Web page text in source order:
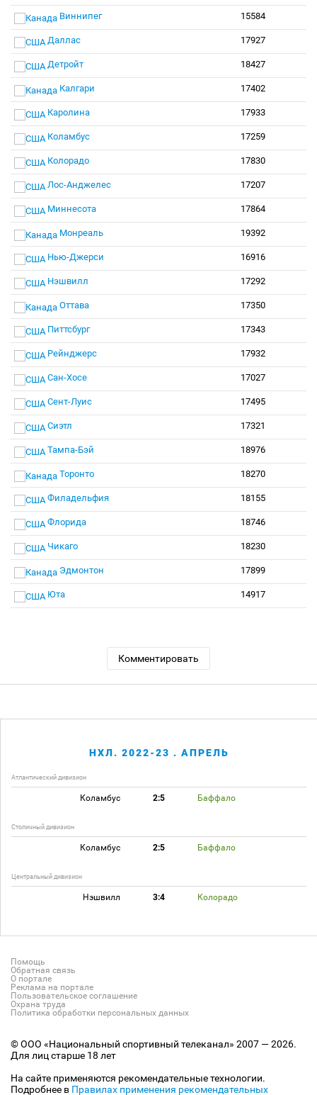
Виннипег 15584
Даллас 17927
Детройт 18427
Калгари 17402
Каролина 17933
Коламбус 17259
Колорадо 17830
Лос-Анджелес 17207
Миннесота 17864
Монреаль 19392
Нью-Джерси 16916
Нэшвилл 17292
Оттава 17350
Питтсбург 17343
Рейнджерс 17932
Сан-Хосе 17027
Сент-Луис 17495
Сиэтл 17321
Тампа-Бэй 18976
Торонто 18270
Филадельфия 18155
Флорида 18746
Чикаго 18230
Эдмонтон 17899
Юта 14917
Комментировать
НХЛ. 2022-23 . АПРЕЛЬ
Атлантический дивизион
Коламбус 2:5 Баффало
Столичный дивизион
Коламбус 2:5 Баффало
Центральный дивизион
Нэшвилл 3:4 Колорадо
Помощь
Обратная связь
О портале
Реклама на портале
Пользовательское соглашение
Охрана труда
Политика обработки персональных данных
© ООО «Национальный спортивный телеканал» 2007 — 2026.
Для лиц старше 18 лет
На сайте применяются рекомендательные технологии.
Подробнее в Правилах применения рекомендательных